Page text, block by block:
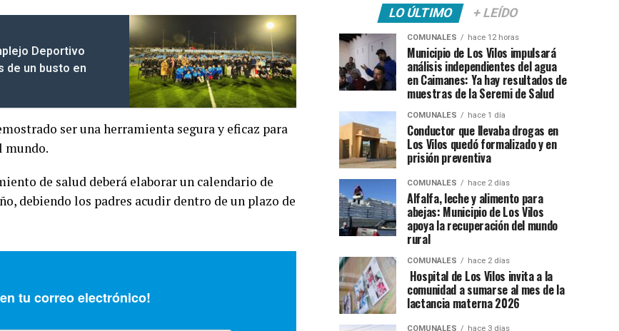
Deportivo
de un busto en
ser una herramienta segura y eficaz para
mundo.
de salud deberá elaborar un calendario de
debiendo los padres acudir dentro de un plazo de
LO ÚLTIMO + LEÍDO
COMUNALES hace 12 horas
Municipio de Los Vilos impulsará
análisis independientes del agua
en Caimanes: Ya hay resultados de
muestras de la Seremi de Salud
COMUNALES hace 1 día
Conductor que llevaba drogas en
Los Vilos quedó formalizado y en
prisión preventiva
COMUNALES hace 2 días
Alfalfa, leche y alimento para
abejas: Municipio de Los Vilos
apoya la recuperación del mundo
rural
COMUNALES hace 2 días
Hospital de Los Vilos invita a la
comunidad a sumarse al mes de la
lactancia materna 2026
COMUNALES hace 3 días